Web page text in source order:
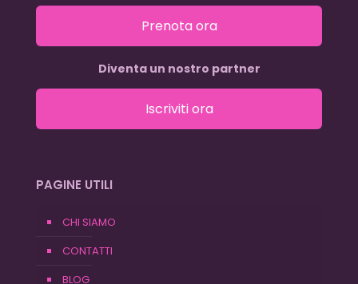
Prenota ora
Diventa un nostro partner
Iscriviti ora
PAGINE UTILI
CHI SIAMO
CONTATTI
BLOG